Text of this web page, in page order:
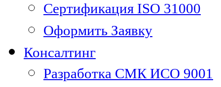
Сертификация ISO 31000
Оформить Заявку
Консалтинг
Разработка СМК ИСО 9001